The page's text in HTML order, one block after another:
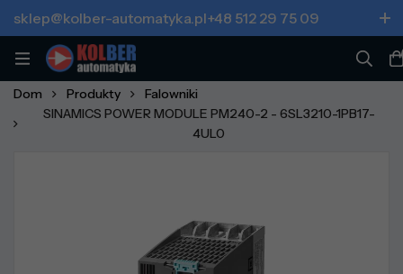
sklep@kolber-automatyka.pl+48 512 29 75 09
Dom Produkty
Falowniki
SINAMICS POWER MODULE PM240-2 - 6SL3210-1PB17-
4UL0